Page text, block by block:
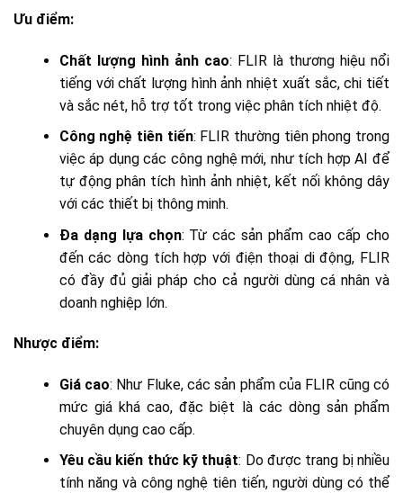
Ưu điểm:
Chất lượng hình ảnh cao: FLIR là thương hiệu nổi
tiếng với chất lượng hình ảnh nhiệt xuất sắc, chi tiết
và sắc nét, hỗ trợ tốt trong việc phân tích nhiệt độ.
Công nghệ tiên tiến: FLIR thường tiên phong trong
việc áp dụng các công nghệ mới, như tích hợp AI để
tự động phân tích hình ảnh nhiệt, kết nối không dây
với các thiết bị thông minh.
Đa dạng lựa chọn: Từ các sản phẩm cao cấp cho
đến các dòng tích hợp với điện thoại di động, FLIR
có đầy đủ giải pháp cho cả người dùng cá nhân và
doanh nghiệp lớn.
Nhược điểm:
Giá cao: Như Fluke, các sản phẩm của FLIR cũng có
mức giá khá cao, đặc biệt là các dòng sản phẩm
chuyên dụng cao cấp.
Yêu cầu kiến thức kỹ thuật: Do được trang bị nhiều
tính năng và công nghệ tiên tiến, người dùng có thể